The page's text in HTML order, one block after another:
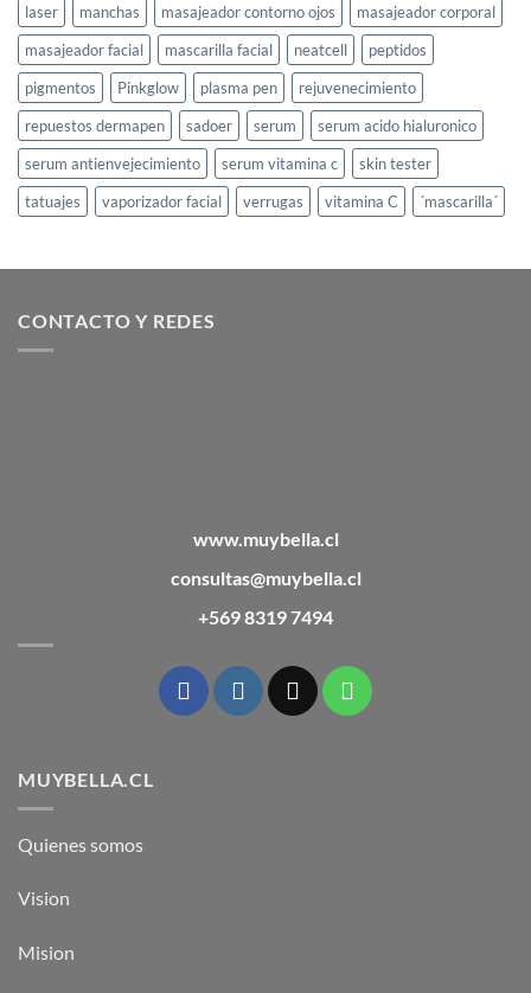
laser
manchas masajeador contorno ojos
masajeador corporal
masajeador facial
mascarilla facial neatcell
peptidos
pigmentos
Pinkglow plasma pen
rejuvenecimiento
repuestos dermapen
sadoer serum
serum acido hialuronico
serum antienvejecimiento
serum vitamina c
skin tester
tatuajes
vaporizador facial verrugas vitamina C ´mascarilla´
CONTACTO Y REDES
www.muybella.cl
consultas@muybella.cl
+569 8319 7494
MUYBELLA.CL
Quienes somos
Vision
Mision